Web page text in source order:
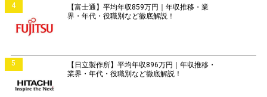
4
【富士通】平均年収859万円｜年収推移・業
界・年代・役職別など徹底解説！
5
【日立製作所】平均年収896万円｜年収推移・
業界・年代・役職別など徹底解説！